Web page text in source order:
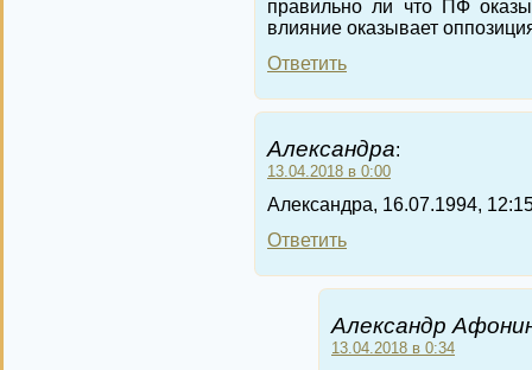
правильно ли что ПФ
влияние оказывает
Ответить
Александра:
13.04.2018 в 0:00
Александра, 16.07.1994,
Ответить
Александр
13.04.2018 в 0:34